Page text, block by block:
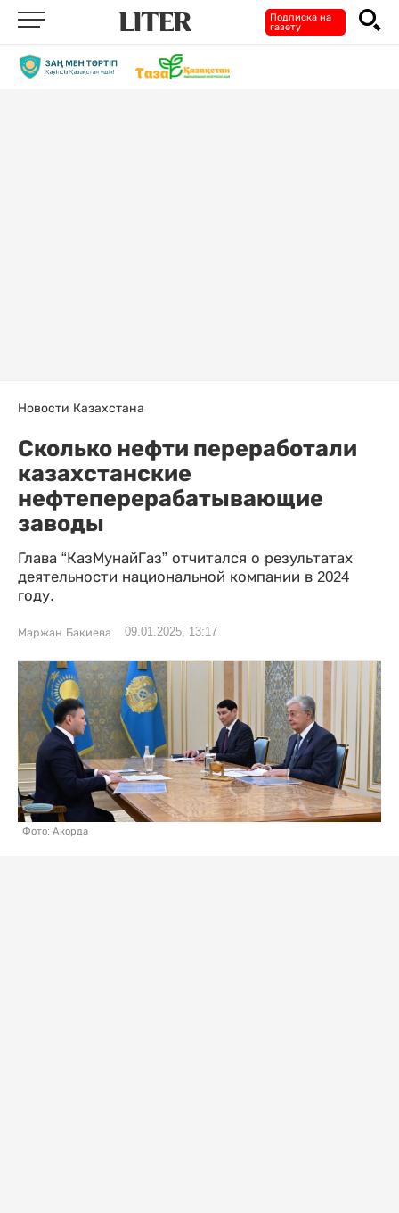
Подписка на
газету
Новости Казахстана
Сколько нефти переработали
казахстанские
нефтеперерабатывающие
заводы
Глава “КазМунайГаз” отчитался о результатах
деятельности национальной компании в 2024
году.
Маржан Бакиева 09.01.2025, 13:17
Фото: Акорда